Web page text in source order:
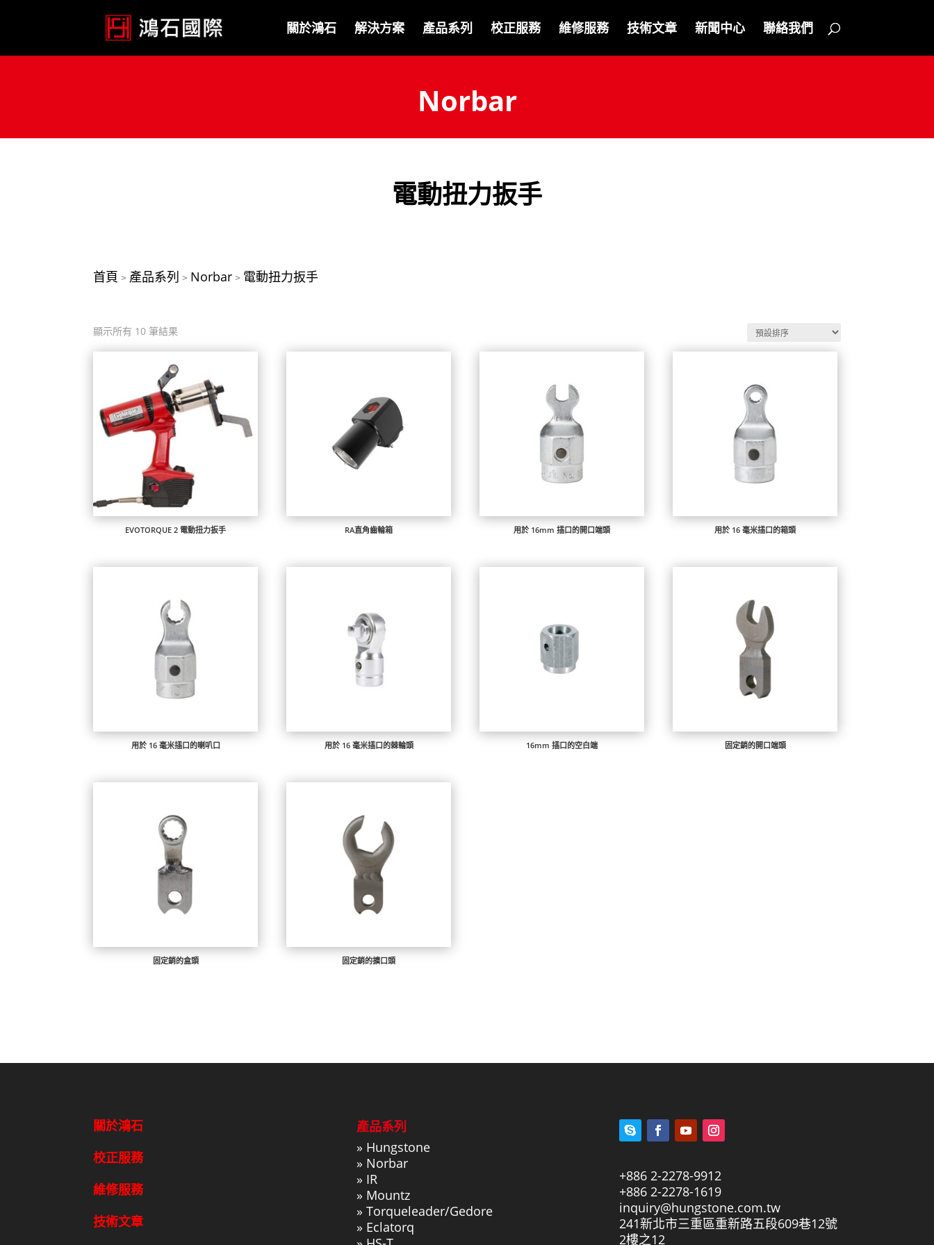
關於鴻石 解決方案 產品系列 校正服務 維修服務 技術文章 新聞中心 聯絡我們
Norbar
電動扭力扳手
首頁 > 產品系列 > Norbar > 電動扭力扳手
顯示所有 10 筆結果
EVOTORQUE 2 電動扭力扳手 RA直角齒輪箱 用於 16mm 插口的開口端頭 用於 16 毫米插口的箱頭
用於 16 毫米插口的喇叭口 用於 16 毫米插口的棘輪頭 16mm 插口的空白端 固定銷的開口端頭
固定銷的盒頭 固定銷的擴口頭
關於鴻石
校正服務
維修服務
技術文章
產品系列
» Hungstone
» Norbar
» IR
» Mountz
» Torqueleader/Gedore
» Eclatorq
+886 2-2278-9912
+886 2-2278-1619
inquiry@hungstone.com.tw
241新北市三重區重新路五段609巷12號
2樓之12